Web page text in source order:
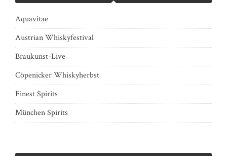
Aquavitae
Austrian Whiskyfestival
Braukunst-Live
Cöpenicker Whiskyherbst
Finest Spirits
München Spirits